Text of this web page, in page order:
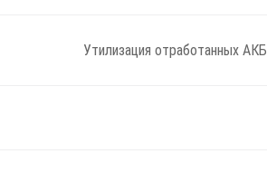
Утилизация отработанных АКБ